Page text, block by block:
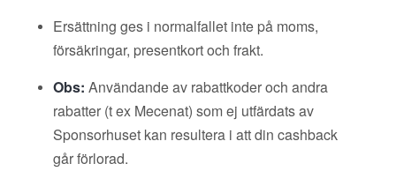
Ersättning ges i normalfallet inte på moms,
försäkringar, presentkort och frakt.
Obs: Användande av rabattkoder och andra
rabatter (t ex Mecenat) som ej utfärdats av
Sponsorhuset kan resultera i att din cashback
går förlorad.